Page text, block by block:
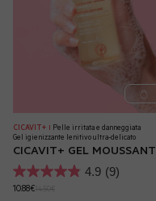
CICAVIT+ | Pelle irritata e danneggiata
Gel igienizzante lenitivo ultra-delicato
CICAVIT+ GEL MOUSSANT
4.9 (9)
10.88€14.50€